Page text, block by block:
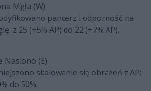
Mgła (W)
pancerz i odporność na
z 25 (+5% AP) do 22 (+7% AP).
Nasiono (E)
skalowanie się obrażeń z AP:
do 50%.